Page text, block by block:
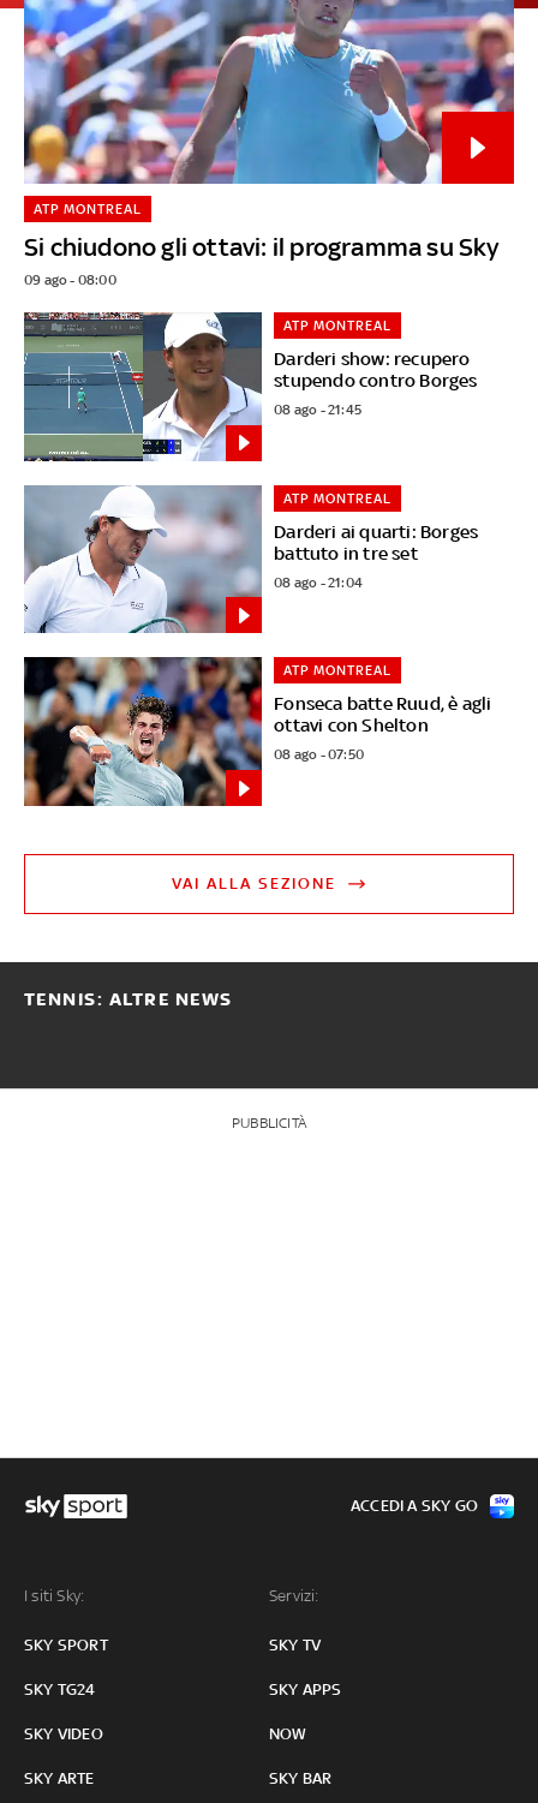
Si chiudono gli ottavi: il programma su Sky
ATP MONTREAL
09 ago - 08:00
Darderi show: recupero
stupendo contro Borges
ATP MONTREAL
08 ago - 21:45
Darderi ai quarti: Borges
battuto in tre set
ATP MONTREAL
08 ago - 21:04
Fonseca batte Ruud, è agli
ottavi con Shelton
ATP MONTREAL
08 ago - 07:50
VAI ALLA SEZIONE
TENNIS: ALTRE NEWS
PUBBLICITÀ
I siti Sky:
SKY SPORT
SKY TG24
SKY VIDEO
SKY ARTE
Servizi:
SKY TV
SKY APPS
NOW
SKY BAR
ACCEDI A SKY GO